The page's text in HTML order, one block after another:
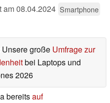
am08.04.2024 Smartphone
Unsere große Umfrage zur
bei Laptops und
2026
bereitsauf